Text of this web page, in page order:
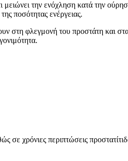
μειώνει την ενόχληση κατά την
ποσότητας ενέργειας.
στη φλεγμονή του προστάτη και
χρόνιες περιπτώσεις